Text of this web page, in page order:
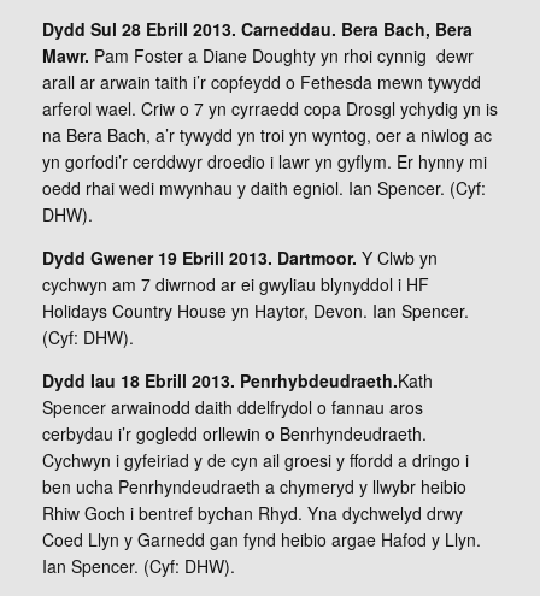
Dydd Sul 28 Ebrill 2013. Carneddau. Bera Bach, Bera
Mawr. Pam Foster a Diane Doughty yn rhoi cynnig dewr
arall ar arwain taith i’r copfeydd o Fethesda mewn tywydd
arferol wael. Criw o 7 yn cyrraedd copa Drosgl ychydig yn is
na Bera Bach, a’r tywydd yn troi yn wyntog, oer a niwlog ac
yn gorfodi’r cerddwyr droedio i lawr yn gyflym. Er hynny mi
oedd rhai wedi mwynhau y daith egniol. Ian Spencer. (Cyf:
DHW).
Dydd Gwener 19 Ebrill 2013. Dartmoor. Y Clwb yn
cychwyn am 7 diwrnod ar ei gwyliau blynyddol i HF
Holidays Country House yn Haytor, Devon. Ian Spencer.
(Cyf: DHW).
Dydd Iau 18 Ebrill 2013. Penrhybdeudraeth.Kath
Spencer arwainodd daith ddelfrydol o fannau aros
cerbydau i’r gogledd orllewin o Benrhyndeudraeth.
Cychwyn i gyfeiriad y de cyn ail groesi y ffordd a dringo i
ben ucha Penrhyndeudraeth a chymeryd y llwybr heibio
Rhiw Goch i bentref bychan Rhyd. Yna dychwelyd drwy
Coed Llyn y Garnedd gan fynd heibio argae Hafod y Llyn.
Ian Spencer. (Cyf: DHW).